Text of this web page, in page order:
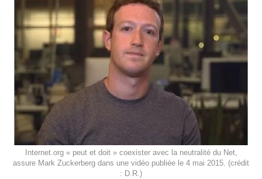
Internet.org « peut et doit » coexister avec la neutralité du Net,
assure Mark Zuckerberg dans une vidéo publiée le 4 mai 2015. (crédit
: D.R.)